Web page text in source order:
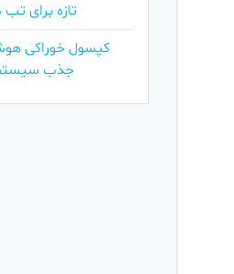
تازه برای
کپسول خوراکی
جذب